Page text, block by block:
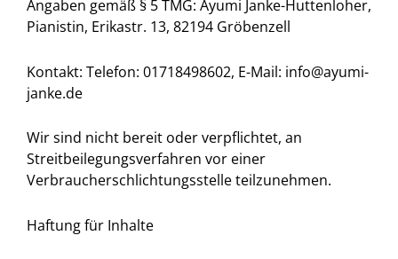
Angaben gemäß § 5 TMG: Ayumi Janke-Huttenloher,
Pianistin, Erikastr. 13, 82194 Gröbenzell
Kontakt: Telefon: 01718498602, E-Mail: info@ayumi-
janke.de
Wir sind nicht bereit oder verpflichtet, an
Streitbeilegungsverfahren vor einer
Verbraucherschlichtungsstelle teilzunehmen.
Haftung für Inhalte